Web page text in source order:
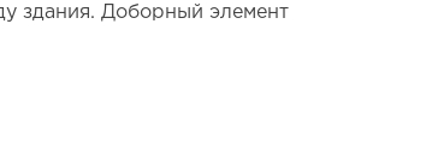
здания. Доборный элемент